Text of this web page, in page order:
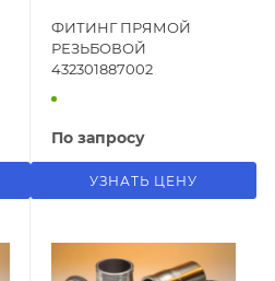
ФИТИНГ ПРЯМОЙ
РЕЗЬБОВОЙ
432301887002
По запросу
УЗНАТЬ ЦЕНУ